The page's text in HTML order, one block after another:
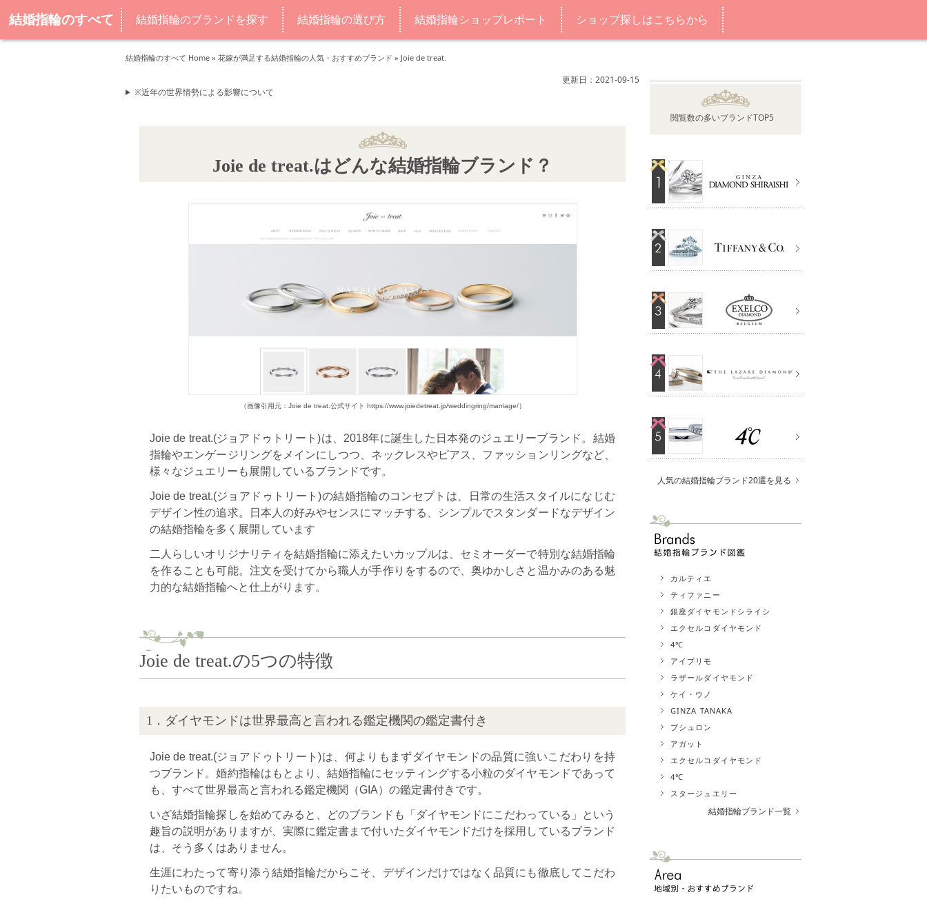
結婚指輪のすべて 結婚指輪のブランドを探す 結婚指輪の選び方 結婚指輪ショップレポート ショップ探しはこちらから
結婚指輪のすべて Home » 花嫁が満足する結婚指輪の人気・おすすめブランド » Joie de treat.
更新日：2021-09-15
※近年の世界情勢による影響について
Joie de treat.はどんな結婚指輪ブランド？
（画像引用元：Joie de treat.公式サイト https://www.joiedetreat.jp/weddingring/marriage/）
Joie de treat.(ジョアドゥトリート)は、2018年に誕生した日本発のジュエリーブランド。結婚
指輪やエンゲージリングをメインにしつつ、ネックレスやピアス、ファッションリングなど、
様々なジュエリーも展開しているブランドです。
Joie de treat.(ジョアドゥトリート)の結婚指輪のコンセプトは、日常の生活スタイルになじむ
デザイン性の追求。日本人の好みやセンスにマッチする、シンプルでスタンダードなデザイン
の結婚指輪を多く展開しています
二人らしいオリジナリティを結婚指輪に添えたいカップルは、セミオーダーで特別な結婚指輪
を作ることも可能。注文を受けてから職人が手作りをするので、奥ゆかしさと温かみのある魅
力的な結婚指輪へと仕上がります。
Joie de treat.の5つの特徴
1．ダイヤモンドは世界最高と言われる鑑定機関の鑑定書付き
Joie de treat.(ジョアドゥトリート)は、何よりもまずダイヤモンドの品質に強いこだわりを持
つブランド。婚約指輪はもとより、結婚指輪にセッティングする小粒のダイヤモンドであって
も、すべて世界最高と言われる鑑定機関（GIA）の鑑定書付きです。
いざ結婚指輪探しを始めてみると、どのブランドも「ダイヤモンドにこだわっている」という
趣旨の説明がありますが、実際に鑑定書まで付いたダイヤモンドだけを採用しているブランド
は、そう多くはありません。
生涯にわたって寄り添う結婚指輪だからこそ、デザインだけではなく品質にも徹底してこだわ
りたいものですね。
閲覧数の多いブランドTOP5
人気の結婚指輪ブランド20選を見る
カルティエ
ティファニー
銀座ダイヤモンドシライシ
エクセルコダイヤモンド
4℃
アイプリモ
ラザールダイヤモンド
ケイ・ウノ
GINZA TANAKA
ブシュロン
アガット
エクセルコダイヤモンド
4℃
スタージュエリー
結婚指輪ブランド一覧